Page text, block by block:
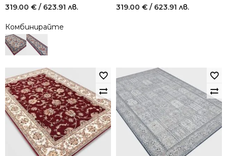
319.00 € / 623.91 лв.
Комбинирайте
319.00 € / 623.91 лв.